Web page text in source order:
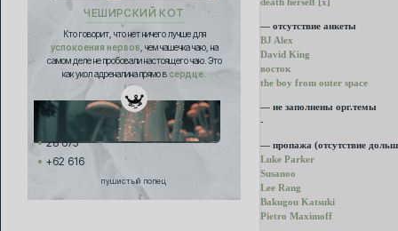
ЧЕШИРСКИЙ КОТ
Кто говорит, что нет ничего лучше для
успокоения нервов , чем чашечка чаю, на
самом деле не пробовали настоящего чаю. Это
как укол адреналина прямо в сердце.
28 675
+62 616
пушистый попец
— отсутствие анкеты
BJ Alex
David King
восток
the boy from outer space
— не заполнены орг.темы
-
— пропажа (отсутствие
Luke Parker
Susanoo
Lee Rang
Bakugou Katsuki
Pietro Maximoff